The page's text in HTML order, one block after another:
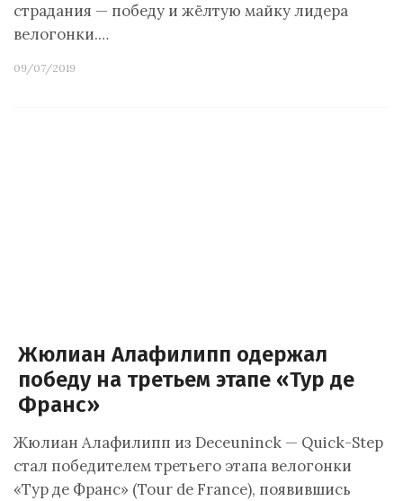
страдания — победу и жёлтую майку лидера
велогонки.…
09/07/2019
Жюлиан Алафилипп одержал
победу на третьем этапе «Тур де
Франс»
Жюлиан Алафилипп из Deceuninck — Quick-Step
стал победителем третьего этапа велогонки
«Тур де Франс» (Tour de France), появившись